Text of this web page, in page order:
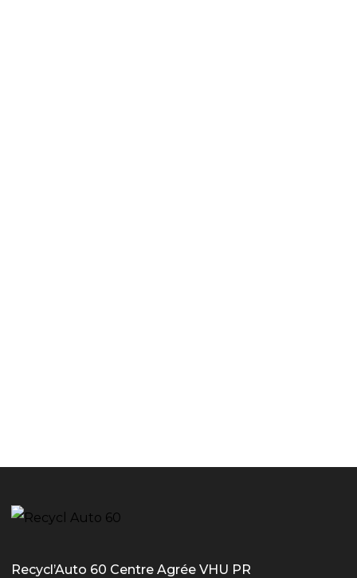
Recycl’Auto 60 Centre Agrée VHU PR